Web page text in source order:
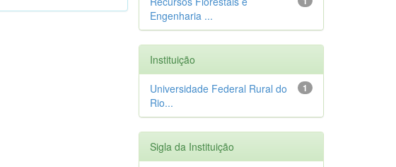
Engenharia ...
Instituição
1
Universidade Federal Rural do
Rio...
Sigla da Instituição